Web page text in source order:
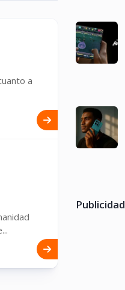
a
Publicidad